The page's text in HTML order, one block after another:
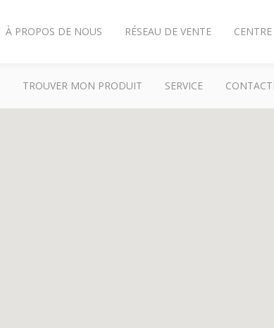
À PROPOS DE NOUS RÉSEAU DE VENTE
TROUVER MON PRODUIT SERVICE